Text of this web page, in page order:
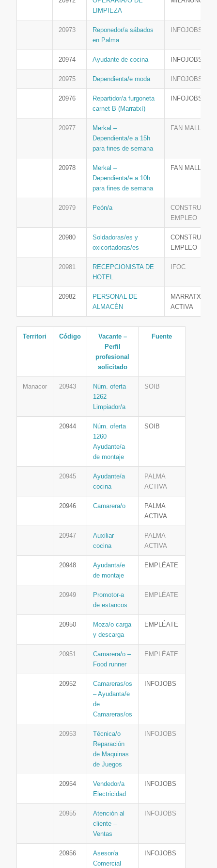
LIMPIEZA
20973
Reponedor/a sábados
en Palma
INFOJOBS
20974 Ayudante de cocina INFOJOBS
20975 Dependienta/e moda INFOJOBS
20976
Repartidor/a furgoneta
carnet B (Marratxí)
INFOJOBS
20977
Merkal –
Dependienta/e a 15h
para fines de semana
FAN
20978
Merkal –
Dependienta/e a 10h
para fines de semana
FAN
20979 Peón/a
EMPLEO
20980
Soldadoras/es y
oxicortadoras/es
EMPLEO
20981
RECEPCIONISTA DE
HOTEL
IFOC
20982
PERSONAL DE
ALMACÉN
MARRATXÍ
ACTIVA
Territori Código
Vacante –
Perfil
profesional
solicitado
Fuente
Manacor 20943
Núm. oferta
1262
Limpiador/a
SOIB
20944
Núm. oferta
1260
Ayudante/a
de montaje
SOIB
20945
Ayudante/a
cocina
PALMA
ACTIVA
20946 Camarera/o
PALMA
ACTIVA
20947
Auxiliar
cocina
PALMA
ACTIVA
20948
Ayudanta/e
de montaje
EMPLÉATE
20949
Promotor-a
de estancos
EMPLÉATE
20950
Moza/o carga
y descarga
EMPLÉATE
20951
Camarera/o –
Food runner
EMPLÉATE
20952
Camareras/os
– Ayudanta/e
de
Camareras/os
INFOJOBS
20953
Técnica/o
Reparación
de Maquinas
de Juegos
INFOJOBS
20954
Vendedor/a
Electricidad
INFOJOBS
20955
Atención al
cliente –
Ventas
INFOJOBS
20956
Asesor/a
Comercial
INFOJOBS